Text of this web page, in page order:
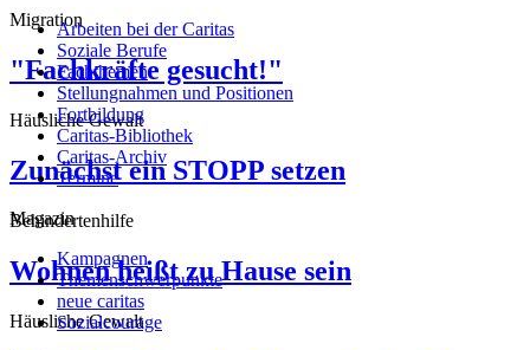
Migration
"Fachkräfte gesucht!"
Häusliche Gewalt
Zunächst ein STOPP setzen
Behindertenhilfe
Wohnen heißt zu Hause sein
Häusliche Gewalt
Arbeiten bei der Caritas
Soziale Berufe
Fachthemen
Stellungnahmen und Positionen
Fortbildung
Caritas-Bibliothek
Caritas-Archiv
Termine
Magazin
Kampagnen
Themenschwerpunkte
neue caritas
Sozialcourage